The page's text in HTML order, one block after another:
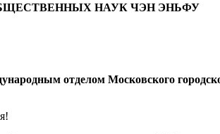
НАУК ЧЭН ЭНЬФУ
отделом Московского